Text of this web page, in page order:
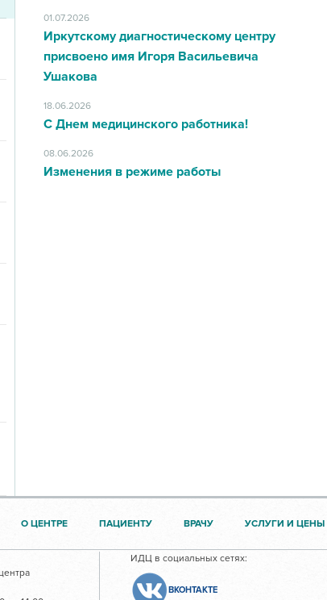
01.07.2026
Иркутскому диагностическому центру
присвоено имя Игоря Васильевича
Ушакова
18.06.2026
С Днем медицинского работника!
08.06.2026
Изменения в режиме работы
О ЦЕНТРЕ ПАЦИЕНТУ ВРАЧУ УСЛУГИ И ЦЕНЫ
ИДЦ в социальных сетях:
ВКОНТАКТЕ